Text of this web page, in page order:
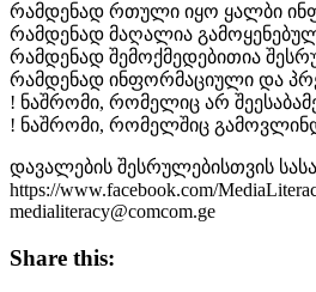
რამდენად რთული იყო ყალბი
რამდენად მაღალია
რამდენად შემოქმედებითია
რამდენად ინფორმაციული და
! ნაშრომი, რომელიც არ
! ნაშრომი, რომელშიც
დავალების შესრულებისთვის
https://www.facebook.com/
medialiteracy@comcom.ge
Share this: